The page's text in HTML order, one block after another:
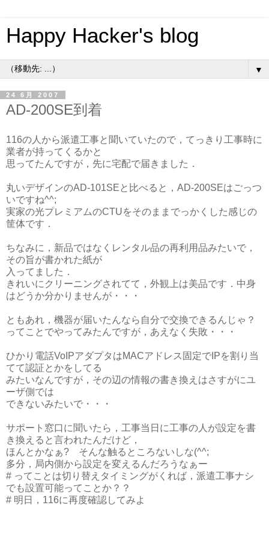
Happy Hacker's blog
▼
24 6月 2007
AD-200SE到着
116の人から派遣工事と聞いていたので，てっきり工事時に
業者が持ってくるかと
思ってたんですが，先に宅配で届きました．
丸いデザインのAD-101SEと比べると，AD-200SEはごっつ
いですね^^;
実家の光プレミアムのCTUをそのままでっかくした感じの
筐体です．
ちなみに，新品ではなくレンタル品の再利用品みたいで，
その旨が書かれた紙が
入ってました．
きれいにクリーニングされてて，外観上は美品です．中身
はどうか分かりませんが・・・
ともあれ，機器が届いたんなら自分で交換できるんじゃ？
ってことでやってみたんですが，あえなく失敗・・・
ひかり電話VoIPアダプタはMACアドレス固定でIPを割り当
てて認証とかをしてる
みたいなんですが，その辺の情報の書き換えはさすがにユ
ーザ側では
できないみたいで・・・
サポート窓口に聞いたら，工事当日に工事の人が設定を書
き換えると言われたんだけど，
ほんとかなぁ? そんな触るところないしな(^^;
多分，局内側から設定を変えるんだろうなぁー
# ってことは切り替えタイミングがくれば，派遣工事ナシ
でも設置可能ってことか？？
# 明日，116に再度確認してみよ